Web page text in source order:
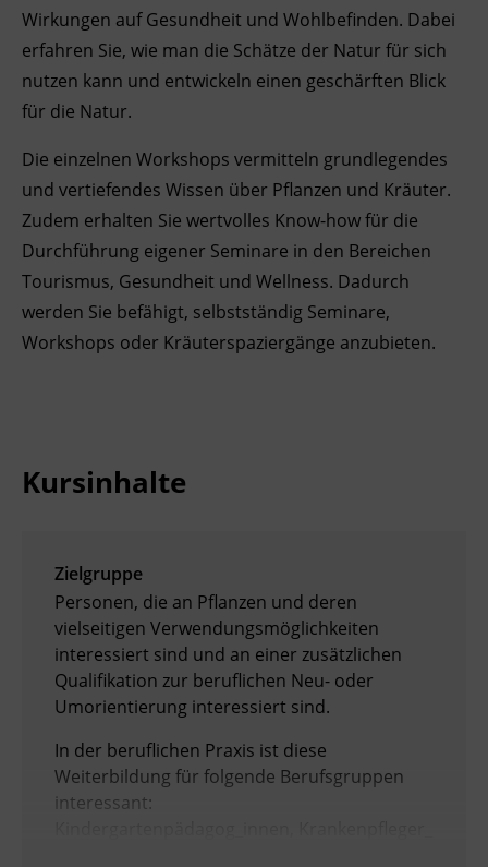
Ingenieurzertifizierung
BFI Reutte
BFI Schwaz
Wirkungen auf Gesundheit und Wohlbefinden. Dabei
erfahren Sie, wie man die Schätze der Natur für sich
nutzen kann und entwickeln einen geschärften Blick
für die Natur.
Die einzelnen Workshops vermitteln grundlegendes
und vertiefendes Wissen über Pflanzen und Kräuter.
Zudem erhalten Sie wertvolles Know-how für die
Durchführung eigener Seminare in den Bereichen
Tourismus, Gesundheit und Wellness. Dadurch
werden Sie befähigt, selbstständig Seminare,
Workshops oder Kräuterspaziergänge anzubieten.
Kursinhalte
Zielgruppe
Personen, die an Pflanzen und deren
vielseitigen Verwendungsmöglichkeiten
interessiert sind und an einer zusätzlichen
Qualifikation zur beruflichen Neu- oder
Umorientierung interessiert sind.
In der beruflichen Praxis ist diese
Weiterbildung für folgende Berufsgruppen
interessant: